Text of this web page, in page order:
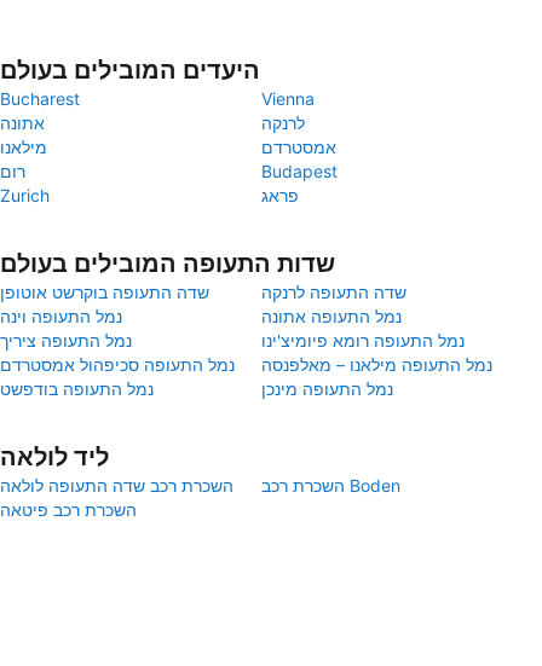
היעדים המובילים בעולם
Bucharest
Vienna
אתונה
לרנקה
מילאנו
אמסטרדם
רום
Budapest
Zurich
פראג
שדות התעופה המובילים בעולם
שדה התעופה בוקרשט אוטופן
שדה התעופה לרנקה
נמל התעופה וינה
נמל התעופה אתונה
נמל התעופה ציריך
נמל התעופה רומא פיומיצ'ינו
נמל התעופה סכיפהול אמסטרדם
נמל התעופה מילאנו – מאלפנסה
נמל התעופה בודפשט
נמל התעופה מינכן
ליד לולאה
השכרת רכב שדה התעופה לולאה
השכרת רכב Boden
השכרת רכב פיטאה